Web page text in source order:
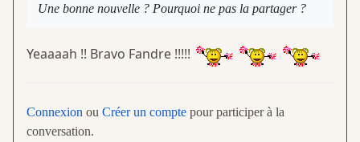
Une bonne nouvelle ? Pourquoi ne pas la partager ?
Yeaaaah !! Bravo Fandre !!!!!
Connexion ou Créer un compte pour participer à la
conversation.